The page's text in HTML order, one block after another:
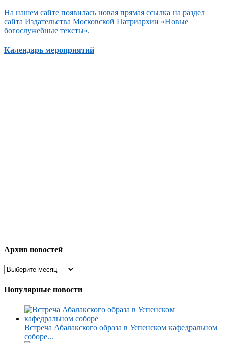
На нашем сайте появилась новая прямая ссылка на раздел
сайта Издательства Московской Патриархии «Новые
богослужебные тексты».
Календарь мероприятий
Архив новостей
Популярные новости
Встреча Абалакского образа в Успенском кафедральном
соборе...